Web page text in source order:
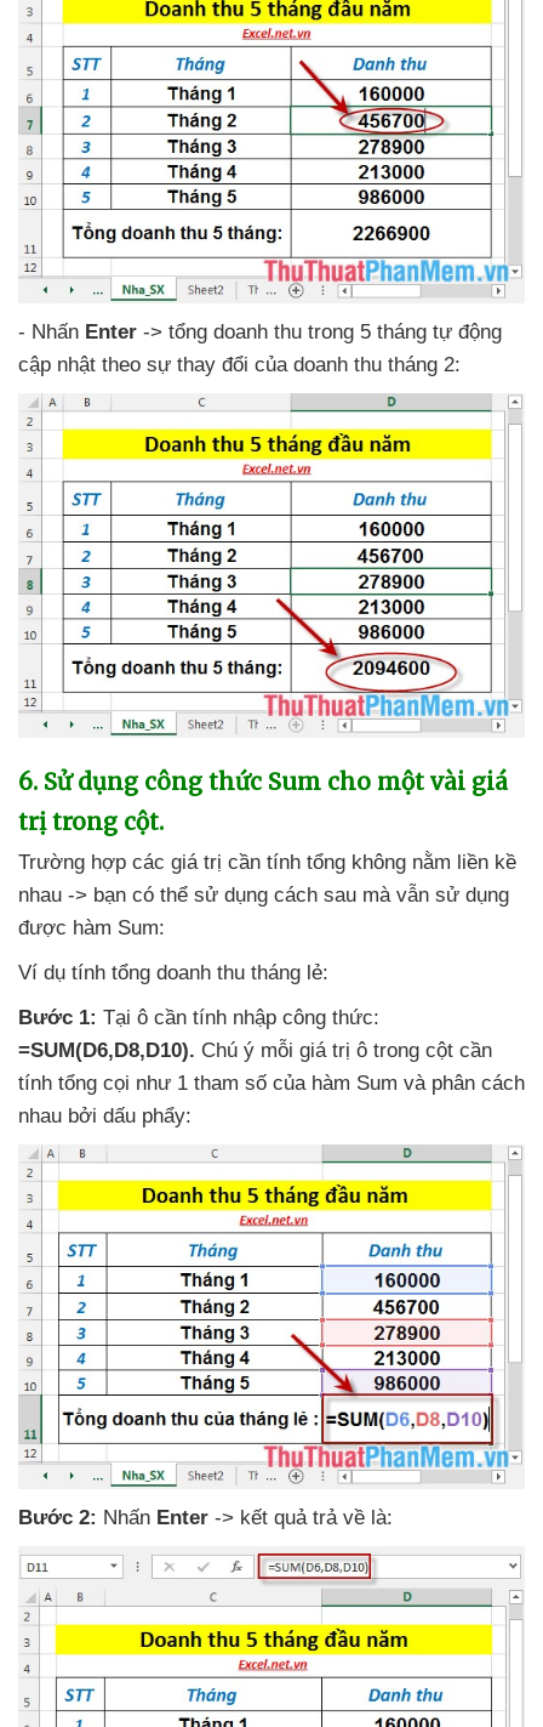
- Nhấn Enter -> tổng doanh thu trong 5 tháng tự động
cập nhật theo sự thay đổi của doanh thu tháng 2:
6. Sử dụng công thức Sum cho một vài giá
trị trong cột.
Trường hợp các giá trị cần tính tổng không nằm liền kề
nhau -> bạn có thể sử dụng cách sau mà vẫn sử dụng
được hàm Sum:
Ví dụ tính tổng doanh thu tháng lẻ:
Bước 1: Tại ô cần tính nhập công thức:
=SUM(D6,D8,D10). Chú ý mỗi giá trị ô trong cột cần
tính tổng cọi như 1 tham số của hàm Sum và phân cách
nhau bởi dấu phẩy:
Bước 2: Nhấn Enter -> kết quả trả về là: